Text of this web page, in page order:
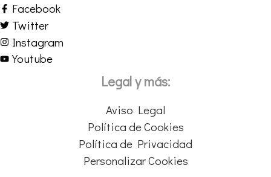
Facebook
Twitter
Instagram
Youtube
Legal y más:
Aviso Legal
Política de Cookies
Política de Privacidad
Personalizar Cookies